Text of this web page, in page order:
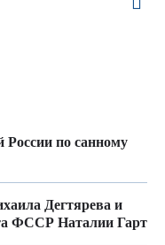
России по санному
Дегтярева и
ФССР Наталии Гарт